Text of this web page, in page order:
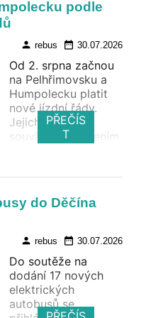
do zastávkových
přístřešků.
podle
person rebus date_range 30.07.2026
Od 2. srpna začnou
na Pelhřimovsku a
Humpolecku platit
nové jízdní řády.
Jejich zavedení
souvisí se zahájením
České Budějovice,
oblastech začne
linkovou dopravu v
rámci nově
vysoutěžených
smluv . Změny se
dotknou regionálních
i mezikrajských linek
PŘEČÍS
T
do Děčína
person rebus date_range 30.07.2026
Do soutěže na
dodání 17 nových
elektrických
autobusů se